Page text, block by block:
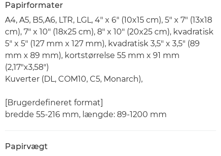
Papirformater
A4, A5, B5,A6, LTR, LGL, 4" x 6" (10x15 cm), 5" x 7" (13x18
cm), 7" x 10" (18x25 cm), 8" x 10" (20x25 cm), kvadratisk
5" x 5" (127 mm x 127 mm), kvadratisk 3,5" x 3,5" (89
mm x 89 mm), kortstørrelse 55 mm x 91 mm
(2,17"x3,58")
Kuverter (DL, COM10, C5, Monarch),
[Brugerdefineret format]
bredde 55-216 mm, længde: 89-1200 mm
Papirvægt